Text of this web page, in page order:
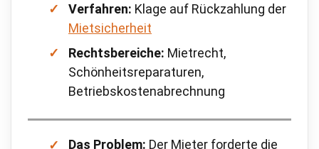
Verfahren: Klage auf Rückzahlung der
Mietsicherheit
Rechtsbereiche: Mietrecht,
Schönheitsreparaturen,
Betriebskostenabrechnung
Das Problem: Der Mieter forderte die